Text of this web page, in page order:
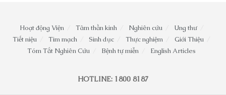
Hoạt động Viện Tâm thần kinh Nghiên cứu
Ung thư
Tiết niệu
Tim mạch Sinh dục Thực nghiệm
Giới Thiệu
Tóm Tắt Nghiên Cứu
Bệnh tự miễn English Articles
HOTLINE: 1800 8187